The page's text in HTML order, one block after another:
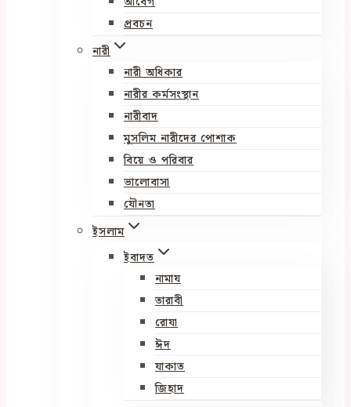
প্রবচন
নারী
নারী অধিকার
নারীর কর্মসংস্থান
নারীবাদ
মুসলিম নারীদের পোশাক
বিয়ে ও পরিবার
ভালোবাসা
যৌনতা
ইসলাম
ইবাদত
নামায
তারাবী
রোযা
ঈদ
যাকাত
জিহাদ